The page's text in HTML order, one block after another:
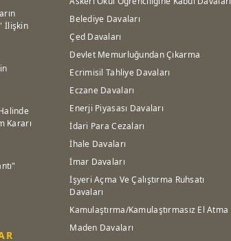
İlişkin
Kararı
Belediye Davaları
Çed Davaları
Devlet Memurluğundan Çıkarma
Ecrimisil Tahliye Davaları
Eczane Davaları
Enerji Piyasası Davaları
İdari Para Cezaları
İhale Davaları
İmar Davaları
İşyeri Açma Ve Çalıştırma Ruhsatı
Davaları
Kamulaştırma/Kamulaştırmasız El Atma
Maden Davaları